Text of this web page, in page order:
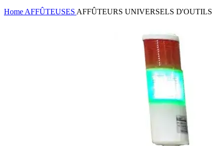
HomeAFFÛTEUSES AFFÛTEURS UNIVERSELS D'OUTILS